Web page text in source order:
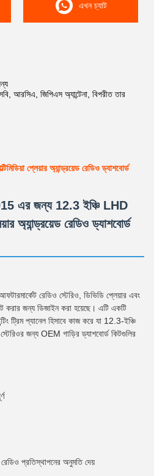
এখন চ্যাট
আরসিএ, জিপিএস অ্যান্টেনা, বিপরীত তার
প্লেয়ার অ্যান্ড্রয়েড রেডিও ড্যাশবোর্ড
এর জন্য 12.3 ইঞ্চি LHD
অ্যান্ড্রয়েড রেডিও ড্যাশবোর্ড
রেডিও স্টেরিও, ডিভিডি প্লেয়ার এবং
করার জন্য ডিজাইন করা হয়েছে। এটি একটি
ট্রিম প্যানেল হিসাবে কাজ করে যা 12.3-ইঞ্চি
স্টেরিওর জন্য OEM গাড়ির ড্যাশবোর্ড কিটগুলির
রেডিও প্রতিস্থাপনের অনুমতি দেয়